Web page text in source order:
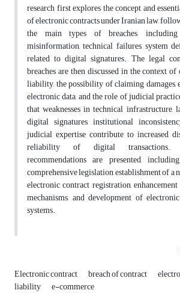
research first explores the concept and
of electronic contracts under Iranian law,
the main types of breaches, including
misinformation, technical failures, system
related to digital signatures. The legal
breaches are then discussed in the context
liability, the possibility of claiming
electronic data, and the role of judicial
that weaknesses in technical infrastructure,
digital signatures, institutional
judicial expertise contribute to increased
reliability of digital transactions.
recommendations are presented,
comprehensive legislation, establishment of
electronic contract registration,
mechanisms, and development of
systems.
Electronic contract breach of contract
liability e-commerce